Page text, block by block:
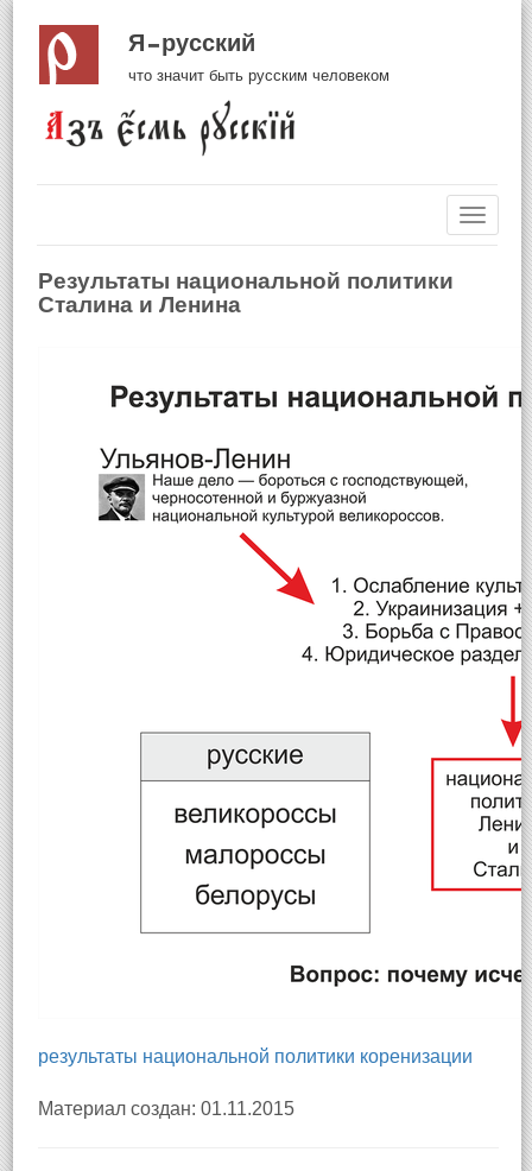
Я русский
что значит быть русским человеком
Результаты национальной политики
Сталина и Ленина
результаты национальной политики коренизации
Материал создан: 01.11.2015